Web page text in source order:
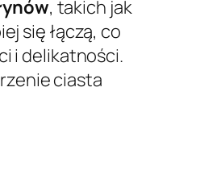
, takich jak
się łączą, co
i delikatności.
ciasta